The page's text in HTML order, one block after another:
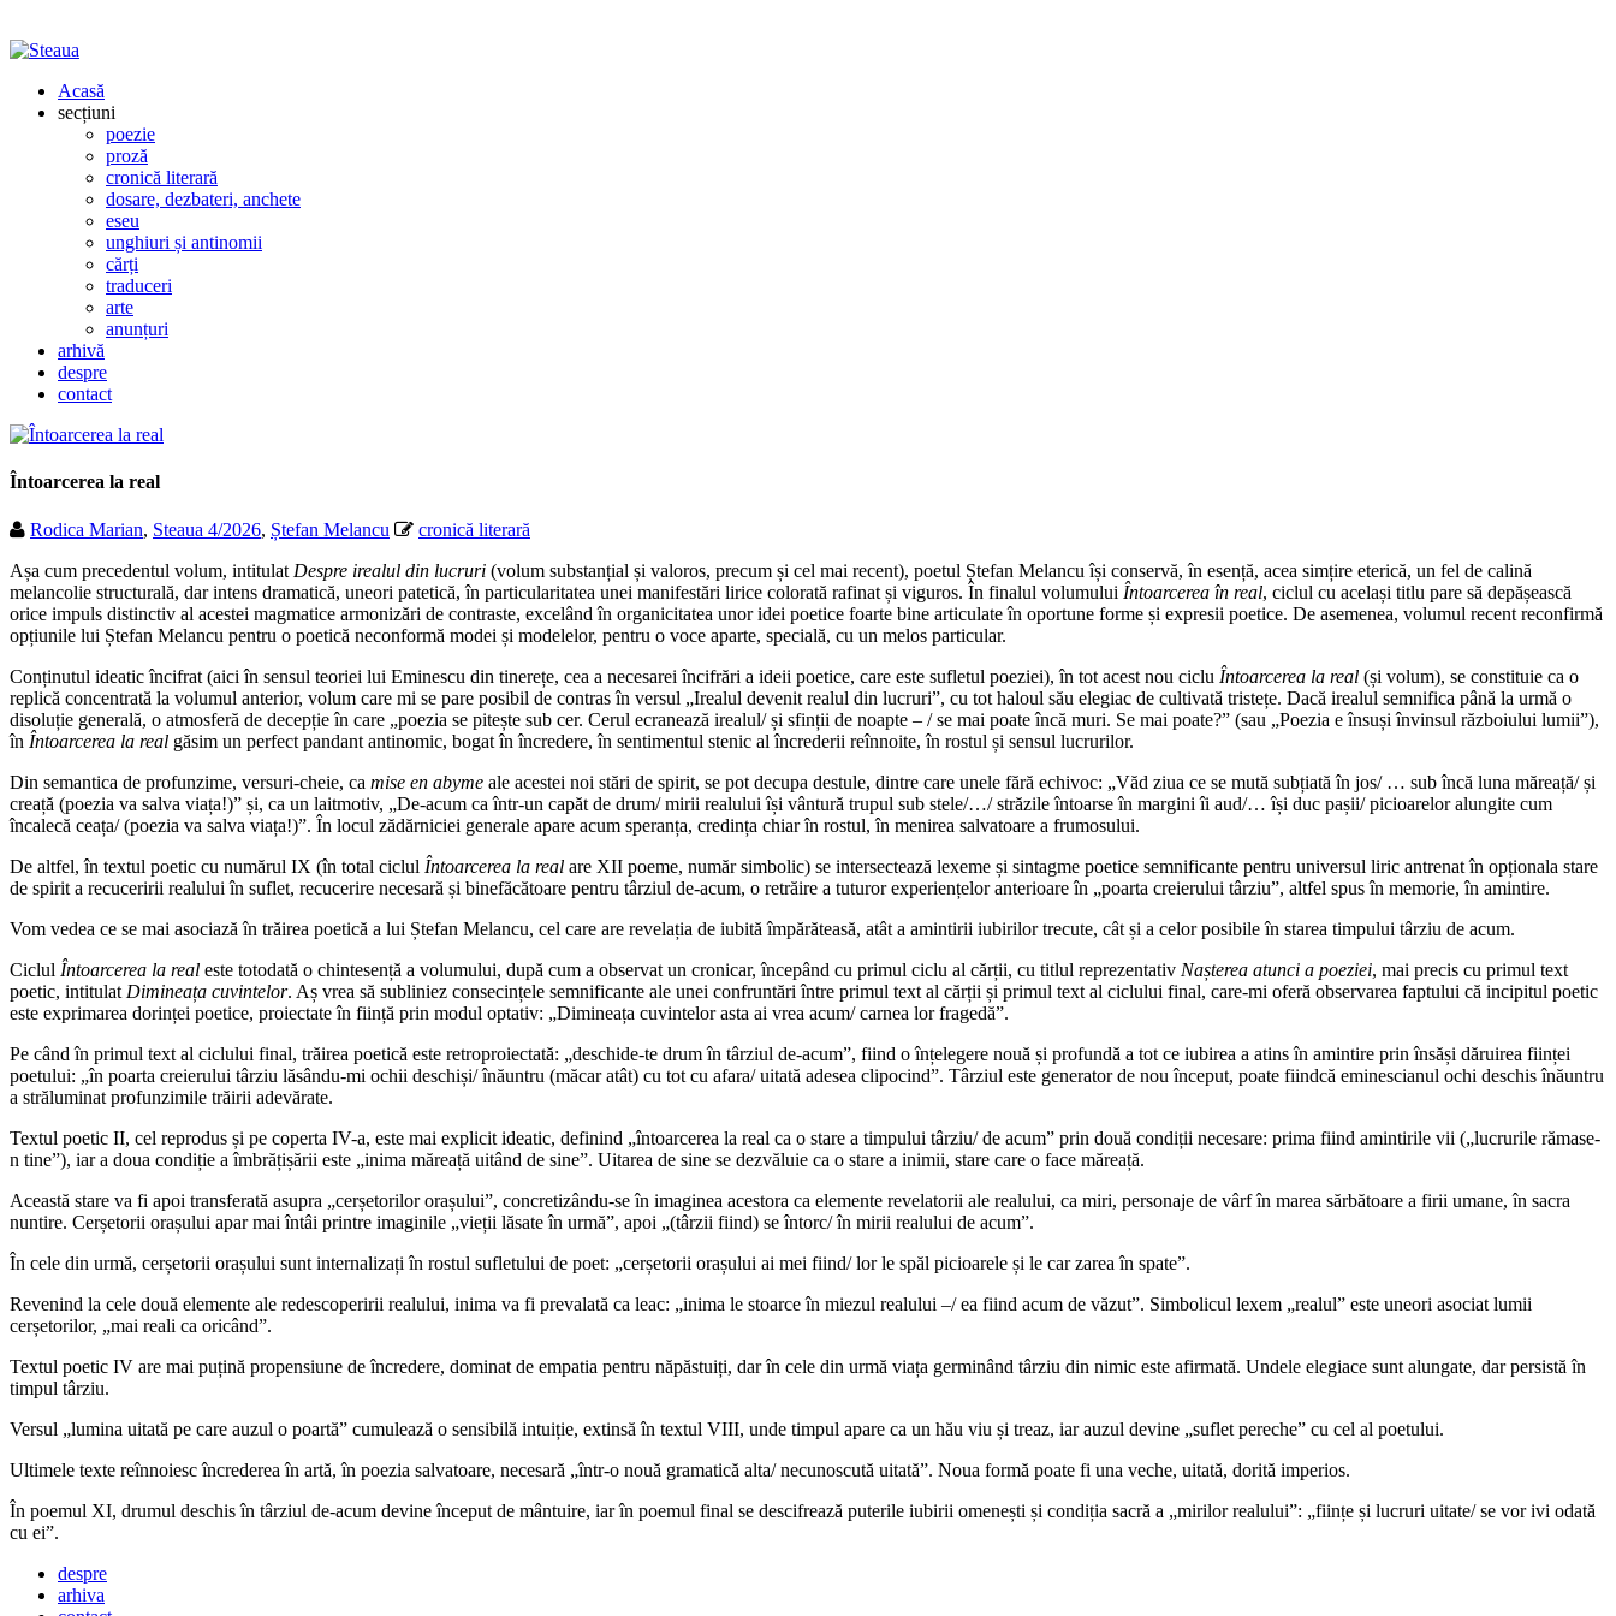
Acasă
secțiuni
poezie
proză
cronică literară
dosare, dezbateri, anchete
eseu
unghiuri și antinomii
cărți
traduceri
arte
anunțuri
arhivă
despre
contact
Întoarcerea la real
Rodica Marian, Steaua 4/2026, Ștefan Melancu
cronică literară
Așa cum precedentul volum, intitulat Despre irealul din lucruri (volum substanțial și valoros, precum și cel mai recent), poetul Ștefan Melancu își conservă, în esență, acea simțire eterică, un fel de calină
melancolie structurală, dar intens dramatică, uneori patetică, în particularitatea unei manifestări lirice colorată rafinat și viguros. În finalul volumului Întoarcerea în real, ciclul cu același titlu pare să depășească
orice impuls distinctiv al acestei magmatice armonizări de contraste, excelând în organicitatea unor idei poetice foarte bine articulate în oportune forme și expresii poetice. De asemenea, volumul recent reconfirmă
opțiunile lui Ștefan Melancu pentru o poetică neconformă modei și modelelor, pentru o voce aparte, specială, cu un melos particular.
Conținutul ideatic încifrat (aici în sensul teoriei lui Eminescu din tinerețe, cea a necesarei încifrări a ideii poetice, care este sufletul poeziei), în tot acest nou ciclu Întoarcerea la real (și volum), se constituie ca o
replică concentrată la volumul anterior, volum care mi se pare posibil de contras în versul „Irealul devenit realul din lucruri”, cu tot haloul său elegiac de cultivată tristețe. Dacă irealul semnifica până la urmă o
disoluție generală, o atmosferă de decepție în care „poezia se pitește sub cer. Cerul ecranează irealul/ și sfinții de noapte – / se mai poate încă muri. Se mai poate?” (sau „Poezia e însuși învinsul războiului lumii”),
în Întoarcerea la real găsim un perfect pandant antinomic, bogat în încredere, în sentimentul stenic al încrederii reînnoite, în rostul și sensul lucrurilor.
Din semantica de profunzime, versuri-cheie, ca mise en abyme ale acestei noi stări de spirit, se pot decupa destule, dintre care unele fără echivoc: „Văd ziua ce se mută subțiată în jos/ … sub încă luna măreață/ și
creață (poezia va salva viața!)” și, ca un laitmotiv, „De-acum ca într-un capăt de drum/ mirii realului își vântură trupul sub stele/…/ străzile întoarse în margini îi aud/… își duc pașii/ picioarelor alungite cum
încalecă ceața/ (poezia va salva viața!)”. În locul zădărniciei generale apare acum speranța, credința chiar în rostul, în menirea salvatoare a frumosului.
De altfel, în textul poetic cu numărul IX (în total ciclul Întoarcerea la real are XII poeme, număr simbolic) se intersectează lexeme și sintagme poetice semnificante pentru universul liric antrenat în opționala stare
de spirit a recuceririi realului în suflet, recucerire necesară și binefăcătoare pentru târziul de-acum, o retrăire a tuturor experiențelor anterioare în „poarta creierului târziu”, altfel spus în memorie, în amintire.
Vom vedea ce se mai asociază în trăirea poetică a lui Ștefan Melancu, cel care are revelația de iubită împărăteasă, atât a amintirii iubirilor trecute, cât și a celor posibile în starea timpului târziu de acum.
Ciclul Întoarcerea la real este totodată o chintesență a volumului, după cum a observat un cronicar, începând cu primul ciclu al cărții, cu titlul reprezentativ Nașterea atunci a poeziei, mai precis cu primul text
poetic, intitulat Dimineața cuvintelor. Aș vrea să subliniez consecințele semnificante ale unei confruntări între primul text al cărții și primul text al ciclului final, care-mi oferă observarea faptului că incipitul poetic
este exprimarea dorinței poetice, proiectate în ființă prin modul optativ: „Dimineața cuvintelor asta ai vrea acum/ carnea lor fragedă”.
Pe când în primul text al ciclului final, trăirea poetică este retroproiectată: „deschide-te drum în târziul de-acum”, fiind o înțelegere nouă și profundă a tot ce iubirea a atins în amintire prin însăși dăruirea ființei
poetului: „în poarta creierului târziu lăsându-mi ochii deschiși/ înăuntru (măcar atât) cu tot cu afara/ uitată adesea clipocind”. Târziul este generator de nou început, poate fiindcă eminescianul ochi deschis înăuntru
a străluminat profunzimile trăirii adevărate.
Textul poetic II, cel reprodus și pe coperta IV-a, este mai explicit ideatic, definind „întoarcerea la real ca o stare a timpului târziu/ de acum” prin două condiții necesare: prima fiind amintirile vii („lucrurile rămase-
n tine”), iar a doua condiție a îmbrățișării este „inima măreață uitând de sine”. Uitarea de sine se dezvăluie ca o stare a inimii, stare care o face măreață.
Această stare va fi apoi transferată asupra „cerșetorilor orașului”, concretizându-se în imaginea acestora ca elemente revelatorii ale realului, ca miri, personaje de vârf în marea sărbătoare a firii umane, în sacra
nuntire. Cerșetorii orașului apar mai întâi printre imaginile „vieții lăsate în urmă”, apoi „(târzii fiind) se întorc/ în mirii realului de acum”.
În cele din urmă, cerșetorii orașului sunt internalizați în rostul sufletului de poet: „cerșetorii orașului ai mei fiind/ lor le spăl picioarele și le car zarea în spate”.
Revenind la cele două elemente ale redescoperirii realului, inima va fi prevalată ca leac: „inima le stoarce în miezul realului –/ ea fiind acum de văzut”. Simbolicul lexem „realul” este uneori asociat lumii
cerșetorilor, „mai reali ca oricând”.
Textul poetic IV are mai puțină propensiune de încredere, dominat de empatia pentru năpăstuiți, dar în cele din urmă viața germinând târziu din nimic este afirmată. Undele elegiace sunt alungate, dar persistă în
timpul târziu.
Versul „lumina uitată pe care auzul o poartă” cumulează o sensibilă intuiție, extinsă în textul VIII, unde timpul apare ca un hău viu și treaz, iar auzul devine „suflet pereche” cu cel al poetului.
Ultimele texte reînnoiesc încrederea în artă, în poezia salvatoare, necesară „într-o nouă gramatică alta/ necunoscută uitată”. Noua formă poate fi una veche, uitată, dorită imperios.
În poemul XI, drumul deschis în târziul de-acum devine început de mântuire, iar în poemul final se descifrează puterile iubirii omenești și condiția sacră a „mirilor realului”: „ființe și lucruri uitate/ se vor ivi odată
cu ei”.
despre
arhiva